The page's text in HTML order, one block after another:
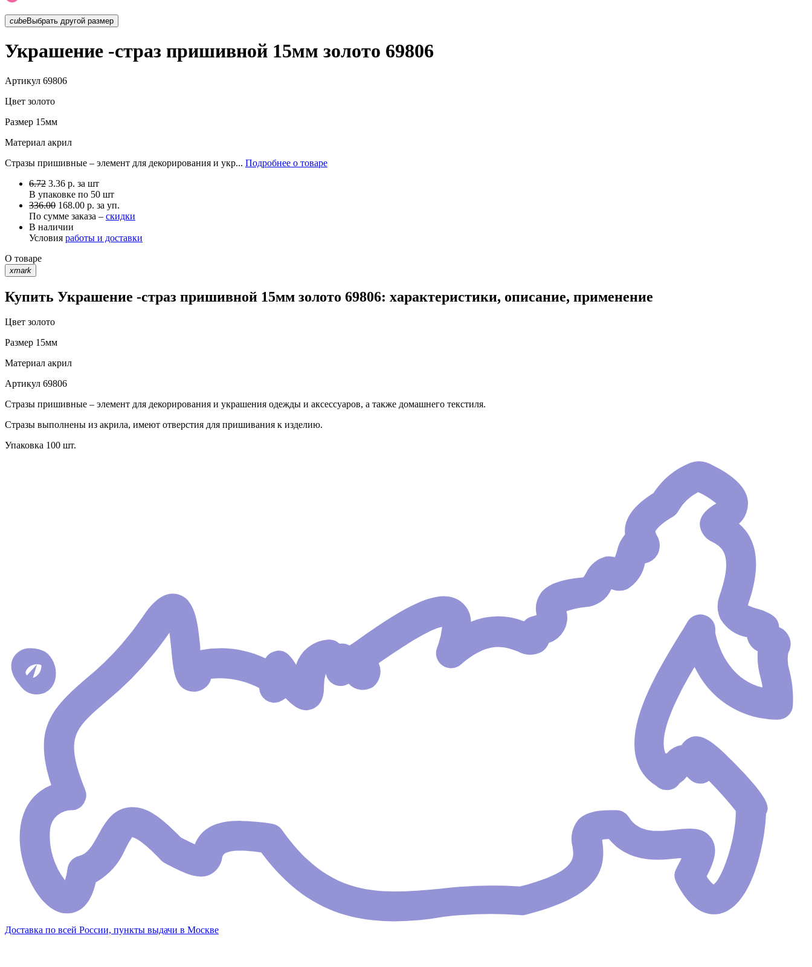
cubeВыбрать другой размер
Украшение -страз пришивной 15мм золото 69806
Артикул 69806
Цвет золото
Размер 15мм
Материал акрил
Стразы пришивные – элемент для декорирования и укр... Подробнее о товаре
6.72 3.36 р. за шт
В упаковке по 50 шт
336.00 168.00 р. за уп.
По сумме заказа – скидки
В наличии
Условия работы и доставки
О товаре
xmark
Купить Украшение -страз пришивной 15мм золото 69806: характеристики, описание, применение
Цвет золото
Размер 15мм
Материал акрил
Артикул 69806
Стразы пришивные – элемент для декорирования и украшения одежды и аксессуаров, а также домашнего текстиля.
Стразы выполнены из акрила, имеют отверстия для пришивания к изделию.
Упаковка 100 шт.
Доставка по всей России, пункты выдачи в Москве